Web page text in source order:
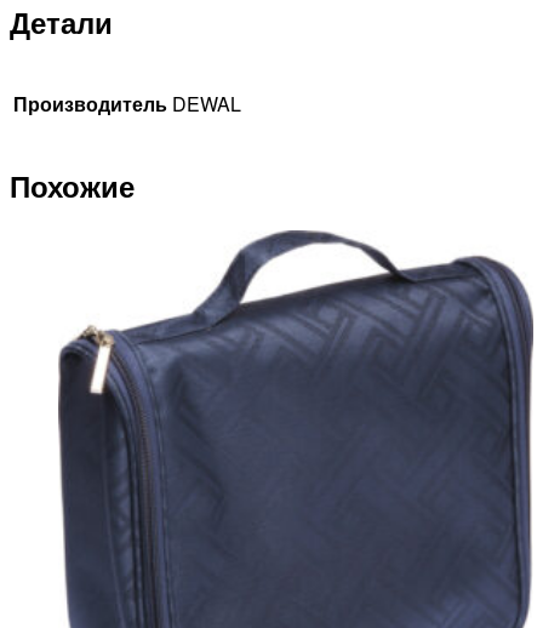
Детали
Производитель DEWAL
Похожие